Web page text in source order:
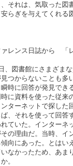
、それは、気取った図
安らぎを与えてくれる
川県立図
ァレンス日誌から　「
、図書館にさまざま
見つからないことも多
瞬時に回答が発見でき
時に資料を使った従来
ターネットで探した
、それを使って回答
ていた。インターネ
の理由だ。当時、イ
向にあった。とはい
なかったため、あま
。